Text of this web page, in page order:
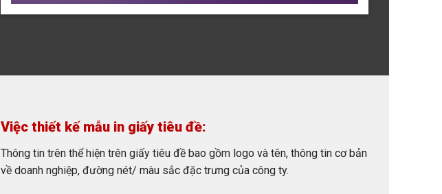
Việc thiết kế mẫu in giấy tiêu đề:
Thông tin trên thể hiện trên giấy tiêu đề bao gồm logo và tên, thông tin cơ bản
về doanh nghiệp, đường nét/ màu sắc đặc trưng của công ty.